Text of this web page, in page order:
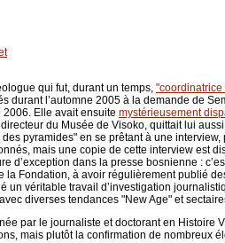
qui fut, durant un temps,
durant l’automne 2005 à la demande de
2006. Elle avait ensuite mystérieusement
du Musée de Visoko, quittait lui
des pyramides" en se prêtant à une
mais une copie de cette interview est
d’exception dans la presse bosnienne :
la Fondation, à avoir régulièrement publié
un véritable travail d’investigation
diverses tendances "New Age" et
par le journaliste et doctorant en Histoire
mais plutôt la confirmation de nombreux